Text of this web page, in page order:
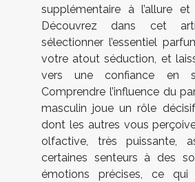
supplémentaire à l’allure
Découvrez dans cet
sélectionner l’essentiel
votre atout séduction, et
vers une confiance en
Comprendre l’influence du
masculin joue un rôle
dont les autres vous
olfactive, très puissante,
certaines senteurs à des
émotions précises, ce qui